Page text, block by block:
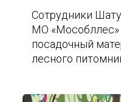
Сотрудники
МО «Мособллес»
посадочный
лесного